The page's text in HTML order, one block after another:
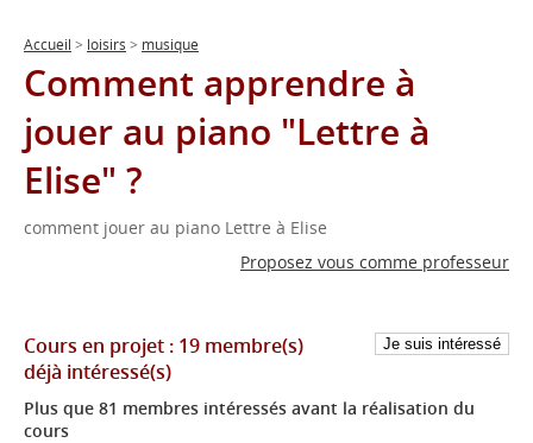
Accueil > loisirs > musique
Comment apprendre à
jouer au piano "Lettre à
Elise" ?
comment jouer au piano Lettre à Elise
Proposez vous comme professeur
Cours en projet : 19 membre(s)
déjà intéressé(s)
Plus que 81 membres intéressés avant la réalisation du
cours